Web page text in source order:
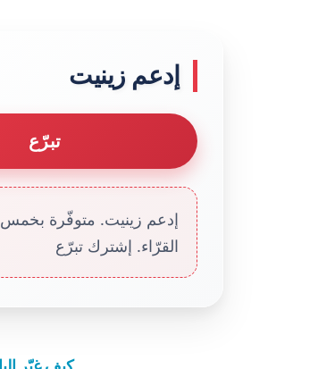
إدعم زينيت
تبرّع
إدعم زينيت. متوفّرة بخمس
القرّاء. إشترك تبرّع